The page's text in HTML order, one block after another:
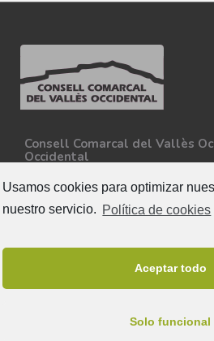
Usamos cookies para optimizar
nuestro servicio. Política de cookies
Aceptar todo
Solo funcional
Consell Comarcal del Vallès
Occidental
08227 - Terrassa
Tel. 93 727 35 34